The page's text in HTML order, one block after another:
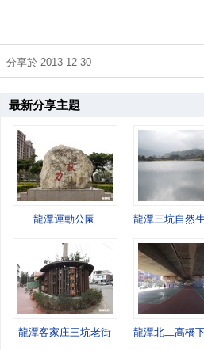
分享於 2013-12-30
最新分享主題
龍潭運動公園 龍潭三坑自然
龍潭客家庄三坑老街 龍潭北二高橋